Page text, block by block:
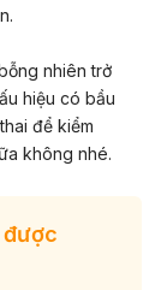
nhiên trở
hiệu có bầu
để kiểm
không nhé.